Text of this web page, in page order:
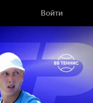
Войти